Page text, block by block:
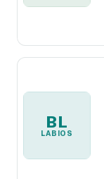
BL
LABIOS